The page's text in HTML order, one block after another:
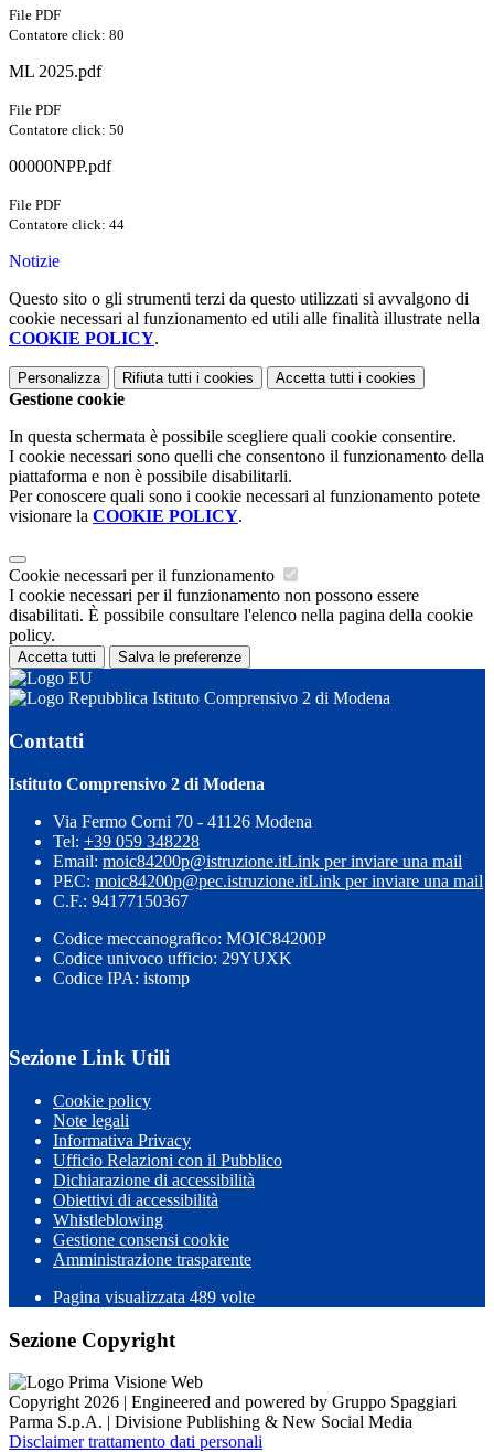
File PDF
Contatore click: 80
ML 2025.pdf
File PDF
Contatore click: 50
00000NPP.pdf
File PDF
Contatore click: 44
Notizie
Questo sito o gli strumenti terzi da questo utilizzati si avvalgono di
cookie necessari al funzionamento ed utili alle finalità illustrate nella
COOKIE POLICY.
Personalizza Rifiuta tutti i cookies Accetta tutti i cookies
Gestione cookie
In questa schermata è possibile scegliere quali cookie consentire.
I cookie necessari sono quelli che consentono il funzionamento della
piattaforma e non è possibile disabilitarli.
Per conoscere quali sono i cookie necessari al funzionamento potete
visionare la COOKIE POLICY.
Cookie necessari per il funzionamento
I cookie necessari per il funzionamento non possono essere
disabilitati. È possibile consultare l'elenco nella pagina della cookie
policy.
Accetta tutti Salva le preferenze
Istituto Comprensivo 2 di Modena
Contatti
Istituto Comprensivo 2 di Modena
Via Fermo Corni 70 - 41126 Modena
Tel: +39 059 348228
Email: moic84200p@istruzione.itLink per inviare una mail
PEC: moic84200p@pec.istruzione.itLink per inviare una mail
C.F.: 94177150367
Codice meccanografico: MOIC84200P
Codice univoco ufficio: 29YUXK
Codice IPA: istomp
Sezione Link Utili
Cookie policy
Note legali
Informativa Privacy
Ufficio Relazioni con il Pubblico
Dichiarazione di accessibilità
Obiettivi di accessibilità
Whistleblowing
Gestione consensi cookie
Amministrazione trasparente
Pagina visualizzata 489 volte
Sezione Copyright
Copyright 2026 | Engineered and powered by Gruppo Spaggiari
Parma S.p.A. | Divisione Publishing & New Social Media
Disclaimer trattamento dati personali